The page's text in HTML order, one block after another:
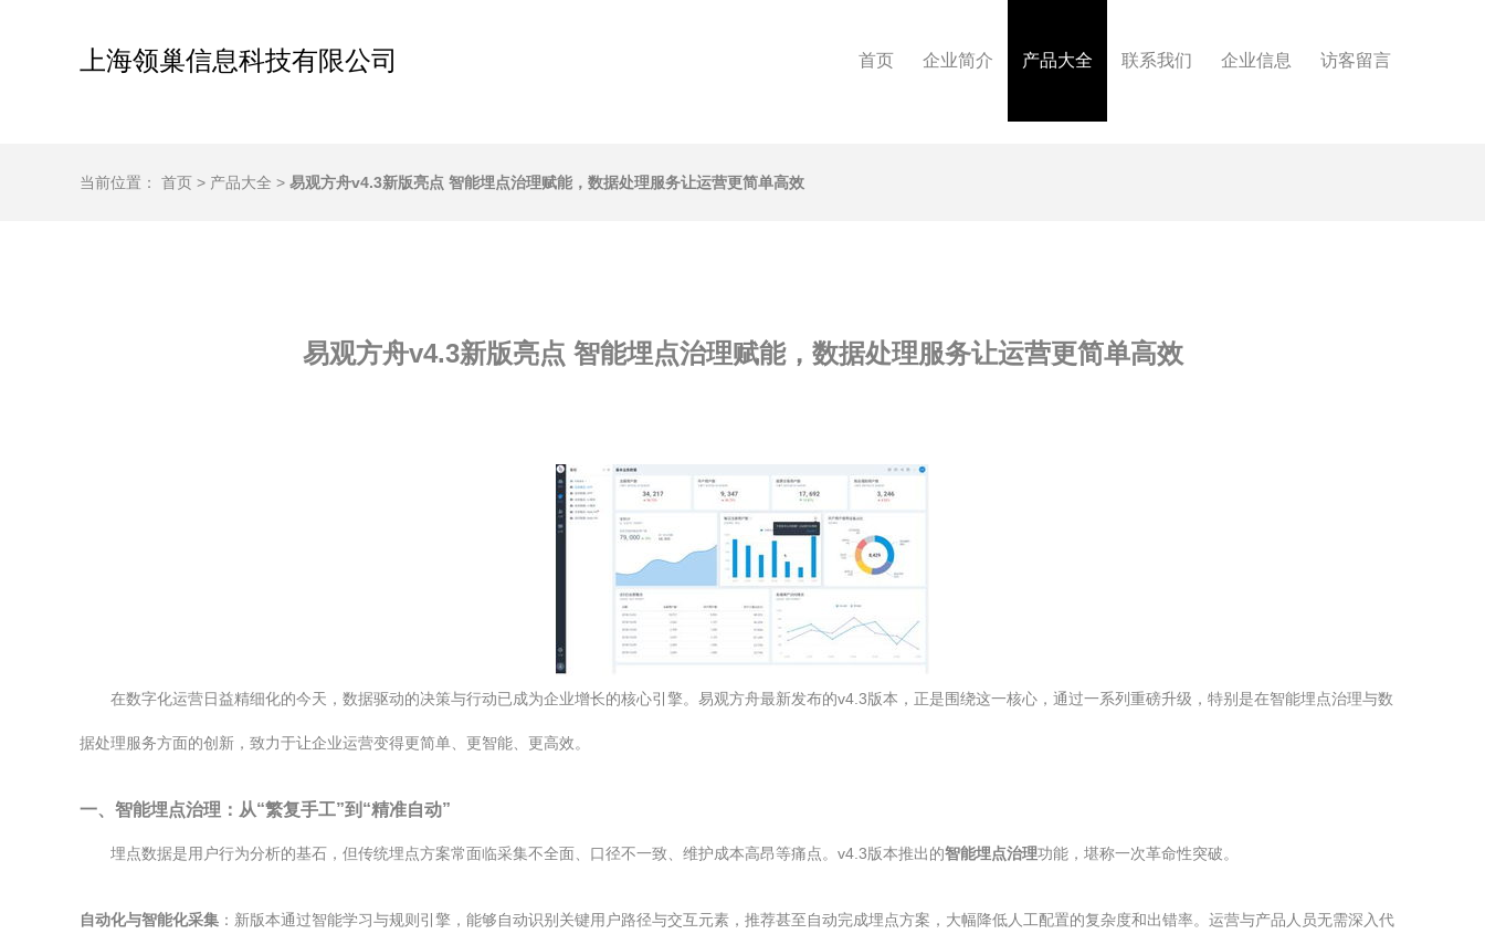
上海领巢信息科技有限公司 首页 企业简介 产品大全 联系我们 企业信息 访客留言
当前位置： 首页 > 产品大全 > 易观方舟v4.3新版亮点 智能埋点治理赋能，数据处理服务让运营更简单高效
易观方舟v4.3新版亮点 智能埋点治理赋能，数据处理服务让运营更简单高效
在数字化运营日益精细化的今天，数据驱动的决策与行动已成为企业增长的核心引擎。易观方舟最新发布的v4.3版本，正是围绕这一核心，通过一系列重磅升级，特别是在智能埋点治理与数
据处理服务方面的创新，致力于让企业运营变得更简单、更智能、更高效。
一、智能埋点治理：从“繁复手工”到“精准自动”
埋点数据是用户行为分析的基石，但传统埋点方案常面临采集不全面、口径不一致、维护成本高昂等痛点。v4.3版本推出的智能埋点治理功能，堪称一次革命性突破。
自动化与智能化采集 ：新版本通过智能学习与规则引擎，能够自动识别关键用户路径与交互元素，推荐甚至自动完成埋点方案，大幅降低人工配置的复杂度和出错率。运营与产品人员无需深入代